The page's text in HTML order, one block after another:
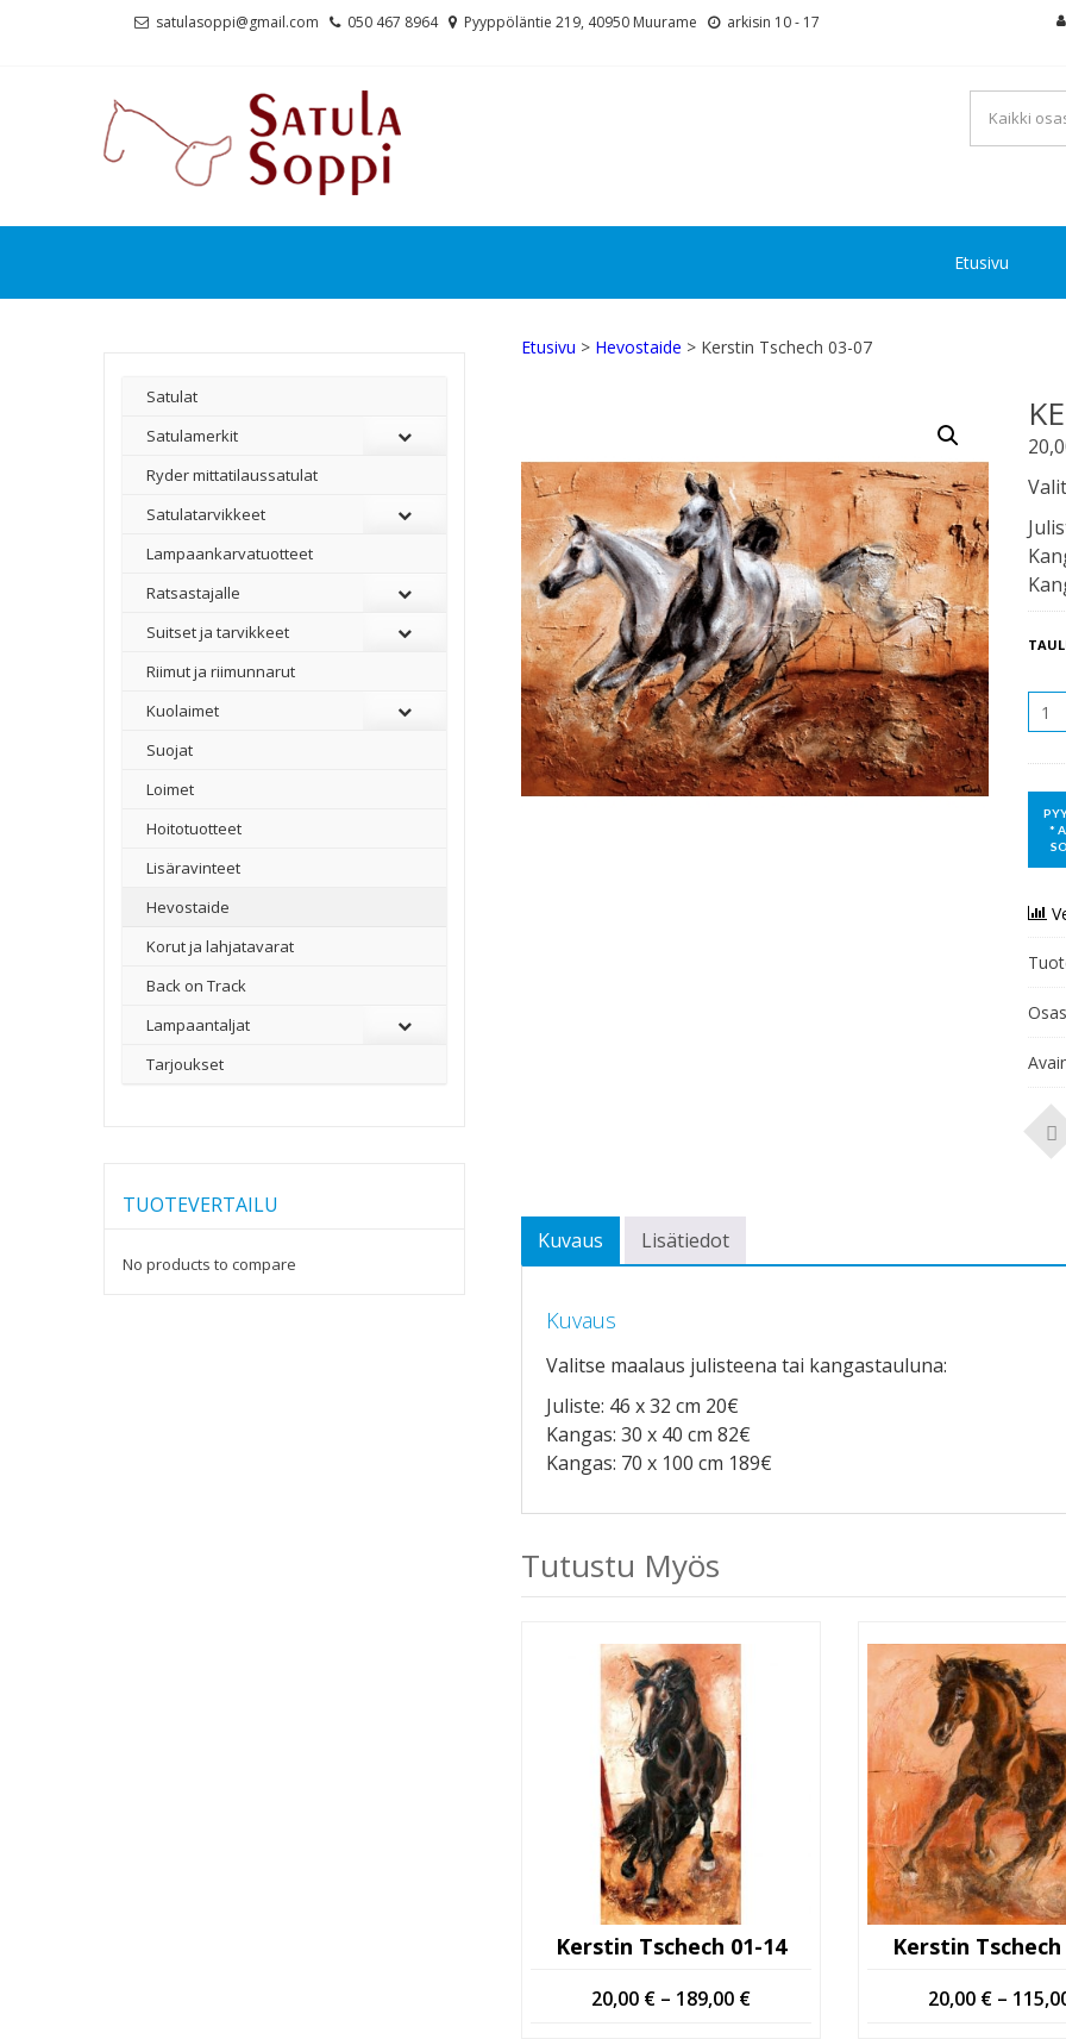
satulasoppi@gmail.com 050 467 8964 Pyyppöläntie 219, 40950 Muurame arkisin 10 - 17
Etusivu
Etusivu > Hevostaide > Kerstin Tschech 03-07
Kuvaus Lisätiedot
Kuvaus
Valitse maalaus julisteena tai kangastauluna:
Juliste: 46 x 32 cm 20€
Kangas: 30 x 40 cm 82€
Kangas: 70 x 100 cm 189€
Tutustu Myös
Kerstin Tschech 01-14
20,00 € – 189,00 €Hintaluokka:
Kerstin Tschech
20,00 € –
Satulat
Satulamerkit
Ryder mittatilaussatulat
Satulatarvikkeet
–
Lampaankarvatuotteet
Ratsastajalle
Suitset ja tarvikkeet
Riimut ja riimunnarut
Kuolaimet
Suojat
Loimet
Hoitotuotteet
Lisäravinteet
Hevostaide
Korut ja lahjatavarat
Back on Track
Lampaantaljat
Tarjoukset
TUOTEVERTAILU
No products to compare